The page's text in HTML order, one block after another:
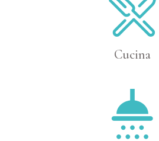
Cucina